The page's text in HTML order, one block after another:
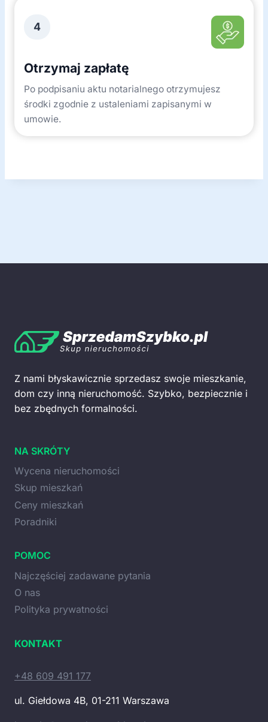
4
Otrzymaj zapłatę
Po podpisaniu aktu notarialnego otrzymujesz
środki zgodnie z ustaleniami zapisanymi w
umowie.
Z nami błyskawicznie sprzedasz swoje mieszkanie,
dom czy inną nieruchomość. Szybko, bezpiecznie i
bez zbędnych formalności.
NA SKRÓTY
Wycena nieruchomości
Skup mieszkań
Ceny mieszkań
Poradniki
POMOC
Najczęściej zadawane pytania
O nas
Polityka prywatności
KONTAKT
+48 609 491 177
ul. Giełdowa 4B, 01-211 Warszawa